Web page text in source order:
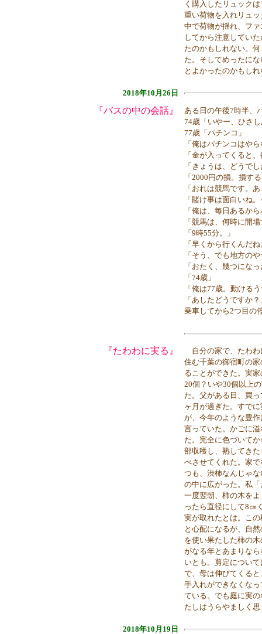
く購入したリュック
重い荷物を入れリュ
中で荷物が揺れ、フ
してから注意してい
たのかもしれない。
た。そしてめったに
とよかったのかもし
2018年10月26日
『バスの中の会話』
ある日の午後7時半、
74歳「いやー、ひさ
77歳「パチンコ」
「俺はパチンコはや
「金が入ってくると
「きょうは、どうで
「2000円の損。損す
「おれは競馬です。
「賭け事は面白いね
「俺は、毎日あるか
「競馬は、何時に開
「9時55分。」
「早くから行くんだ
「そう、でも地方の
「おたく、幾つにな
「74歳」
「俺は77歳。動ける
「あしたどうですか？
乗車してから2つ目の
『たわわに実る』
自分の家で、たわわ
住む千葉の御宿町の
ることができた。実
20個？いや30個以上
た。父がある日、買
ヶ月が過ぎた。すで
が、今年のような豊
言っていた。かごに
た。完全に色づいて
部収穫し、熟してき
べさせてくれた。家
つも、渋柿なんじゃ
の中に広がった。私
一度翌朝、柿の木を
ったら直径にして8㎝
実が取れたとは。こ
と心配になるが、自
を使い果たした柿の
がなる年とあまりな
いとも。剪定につい
で、母は伸びてくる
手入れができなくな
ている。でも庭に実
たしはうらやましく
2018年10月19日